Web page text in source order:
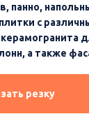
панно,
с
а также
резку